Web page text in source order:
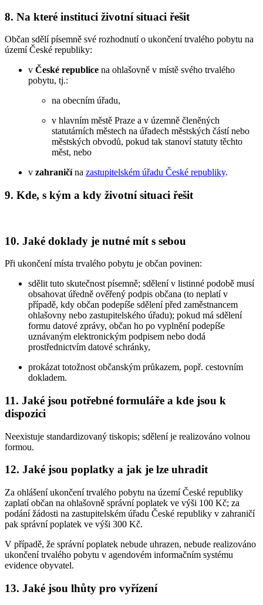
8. Na které instituci životní situaci řešit
Občan sdělí písemně své rozhodnutí o ukončení trvalého pobytu na
území České republiky:
v České republice na ohlašovně v místě svého trvalého
pobytu, tj.:
na obecním úřadu,
v hlavním městě Praze a v územně členěných
statutárních městech na úřadech městských částí nebo
městských obvodů, pokud tak stanoví statuty těchto
měst, nebo
v zahraničína zastupitelském úřadu České republiky.
9. Kde, s kým a kdy životní situaci řešit
10. Jaké doklady je nutné mít s sebou
Při ukončení místa trvalého pobytu je občan povinen:
sdělit tuto skutečnost písemně; sdělení v listinné podobě musí
obsahovat úředně ověřený podpis občana (to neplatí v
případě, kdy občan podepíše sdělení před zaměstnancem
ohlašovny nebo zastupitelského úřadu); pokud má sdělení
formu datové zprávy, občan ho po vyplnění podepíše
uznávaným elektronickým podpisem nebo dodá
prostřednictvím datové schránky,
prokázat totožnost občanským průkazem, popř. cestovním
dokladem.
11. Jaké jsou potřebné formuláře a kde jsou k
dispozici
Neexistuje standardizovaný tiskopis; sdělení je realizováno volnou
formou.
12. Jaké jsou poplatky a jak je lze uhradit
Za ohlášení ukončení trvalého pobytu na území České republiky
zaplatí občan na ohlašovně správní poplatek ve výši 100 Kč; za
podání žádosti na zastupitelském úřadu České republiky v zahraničí
pak správní poplatek ve výši 300 Kč.
V případě, že správní poplatek nebude uhrazen, nebude realizováno
ukončení trvalého pobytu v agendovém informačním systému
evidence obyvatel.
13. Jaké jsou lhůty pro vyřízení